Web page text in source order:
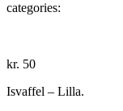
categories:
kr. 50
Isvaffel – Lilla.